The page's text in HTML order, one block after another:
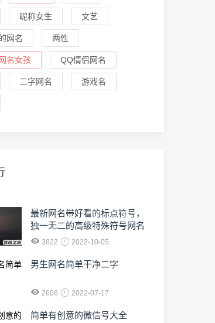
昵称女生 文艺
网名 两性
名女孩 QQ情侣网名
二字网名 游戏名
最新网名带好看的标点符号，
独一无二的高级特殊符号网名
3822 2022-10-05
男生网名简单干净二字
2606 2022-07-17
简单有创意的微信号大全